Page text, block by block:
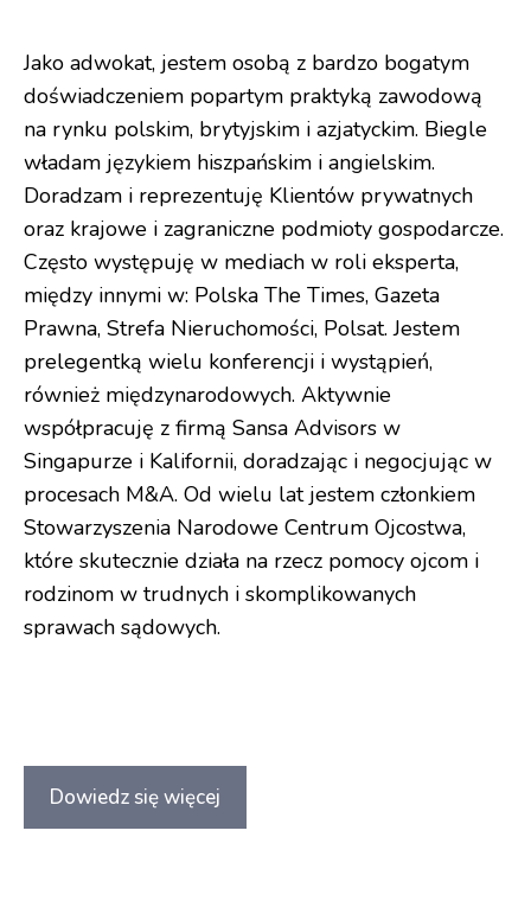
Jako adwokat, jestem osobą z bardzo bogatym
doświadczeniem popartym praktyką zawodową
na rynku polskim, brytyjskim i azjatyckim. Biegle
władam językiem hiszpańskim i angielskim.
Doradzam i reprezentuję Klientów prywatnych
oraz krajowe i zagraniczne podmioty gospodarcze.
Często występuję w mediach w roli eksperta,
między innymi w: Polska The Times, Gazeta
Prawna, Strefa Nieruchomości, Polsat. Jestem
prelegentką wielu konferencji i wystąpień,
również międzynarodowych. Aktywnie
współpracuję z firmą Sansa Advisors w
Singapurze i Kalifornii, doradzając i negocjując w
procesach M&A. Od wielu lat jestem członkiem
Stowarzyszenia Narodowe Centrum Ojcostwa,
które skutecznie działa na rzecz pomocy ojcom i
rodzinom w trudnych i skomplikowanych
sprawach sądowych.
Dowiedz się więcej